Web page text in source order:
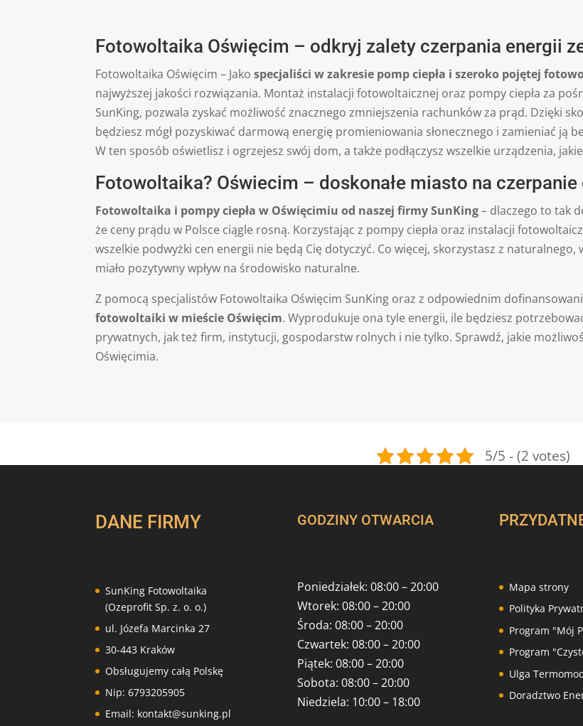
Fotowoltaika Oświęcim – odkryj zalety czerpania energii
Fotowoltaika Oświęcim – Jakospecjaliści w zakresie pomp ciepła i szeroko pojętej
najwyższej jakości rozwiązania. Montaż instalacji fotowoltaicznej oraz pompy ciepła za
SunKing, pozwala zyskać możliwość znacznego zmniejszenia rachunków za prąd. Dzięki
będziesz mógł pozyskiwać darmową energię promieniowania słonecznego i zamieniać ją
W ten sposób oświetlisz i ogrzejesz swój dom, a także podłączysz wszelkie urządzenia,
Fotowoltaika? Oświecim – doskonałe miasto na czerpanie
Fotowoltaika i pompy ciepła w Oświęcimiu od naszej firmy SunKing– dlaczego to tak
że ceny prądu w Polsce ciągle rosną. Korzystając z pompy ciepła oraz instalacji
wszelkie podwyżki cen energii nie będą Cię dotyczyć. Co więcej, skorzystasz z naturalnego,
miało pozytywny wpływ na środowisko naturalne.
Z pomocą specjalistów Fotowoltaika Oświęcim SunKing oraz z odpowiednim
fotowoltaiki w mieście Oświęcim. Wyprodukuje ona tyle energii, ile będziesz
prywatnych, jak też firm, instytucji, gospodarstw rolnych i nie tylko. Sprawdź, jakie
Oświęcimia.
5/5 - (2 votes)
DANE FIRMY
SunKing Fotowoltaika
(Ozeprofit Sp. z. o. o.)
ul. Józefa Marcinka 27
30-443 Kraków
Obsługujemy całą Polskę
Nip: 6793205905
Email: kontakt@sunking.pl
GODZINY OTWARCIA
Poniedziałek: 08:00 – 20:00
Wtorek: 08:00 – 20:00
Środa: 08:00 – 20:00
Czwartek: 08:00 – 20:00
Piątek: 08:00 – 20:00
Sobota: 08:00 – 20:00
Niedziela: 10:00 – 18:00
Mapa strony
Polityka
Program "Mój
Program
Ulga
Doradztwo